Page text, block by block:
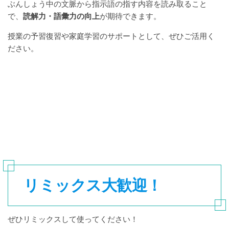
ぶんしょう中の文脈から指示語の指す内容を読み取ること
で、 読解力・語彙力の向上が期待できます。
授業の予習復習や家庭学習のサポートとして、ぜひご活用く
ださい。
リミックス大歓迎！
ぜひリミックスして使ってください！